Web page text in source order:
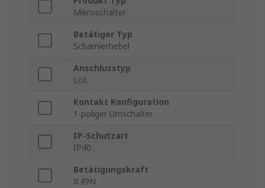
Mikroschalter
Betätiger Typ
Scharnierhebel
Anschlusstyp
Lot
Kontakt Konfiguration
1-poliger Umschalter
IP-Schutzart
IP40
Betätigungskraft
0.49N